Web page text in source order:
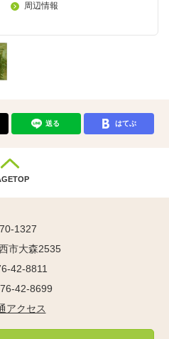
周辺情報
送る はてぶ
1327
市大森2535
42-8811
42-8699
アクセス